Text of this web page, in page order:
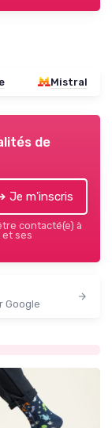
Mistral
de
Je m'inscris
contacté(e) à
et ses
Google